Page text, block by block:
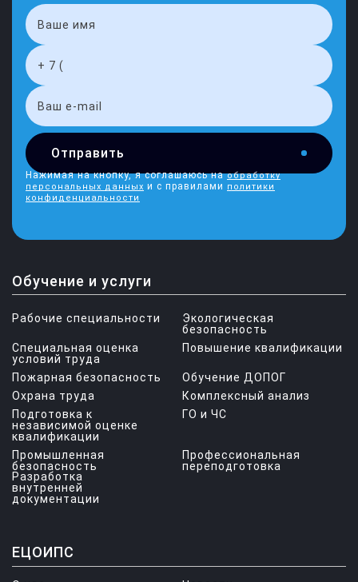
Отправить
Нажимая на кнопку, я соглашаюсь наобработку
персональных данных и с правилами политики
конфиденциальности
Обучение и услуги
Рабочие специальности
Экологическая
безопасность
Специальная оценка
условий труда
Повышение квалификации
Пожарная безопасность
Обучение ДОПОГ
Охрана труда
Комплексный анализ
Подготовка к
независимой оценке
квалификации
ГО и ЧС
Промышленная
безопасность
Профессиональная
переподготовка
Разработка
внутренней
документации
ЕЦОИПС